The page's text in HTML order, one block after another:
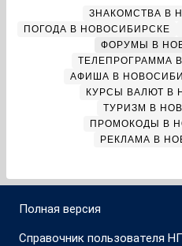
ЗНАКОМСТВА В
ПОГОДА В НОВОСИБИРСКЕ
ФОРУМЫ В
ТЕЛЕПРОГРАММА
АФИША В
КУРСЫ ВАЛЮТ В
ТУРИЗМ В
ПРОМОКОДЫ В
РЕКЛАМА В
Полная версия
Справочник пользователя